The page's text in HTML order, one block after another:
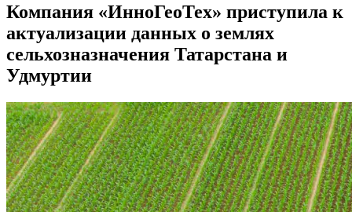
Компания «ИнноГеоТех» приступила к
актуализации данных о землях
сельхозназначения Татарстана и
Удмуртии